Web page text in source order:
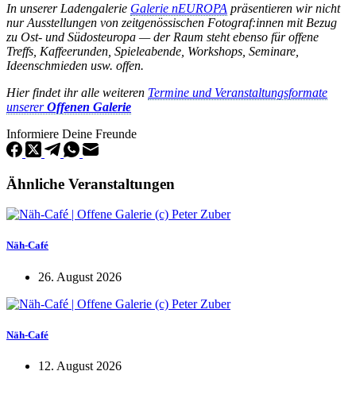
In unserer Ladengalerie Galerie nEUROPA präsentieren wir nicht
nur Ausstellungen von zeitgenössischen Fotograf:innen mit Bezug
zu Ost- und Südosteuropa — der Raum steht ebenso für offene
Treffs, Kaffeerunden, Spieleabende, Workshops, Seminare,
Ideenschmieden usw. offen.
Hier findet ihr alle weiteren Termine und Veranstaltungsformate
unsererOffenen Galerie
Informiere Deine Freunde
Ähnliche Veranstaltungen
Näh-Café
26. August 2026
Näh-Café
12. August 2026